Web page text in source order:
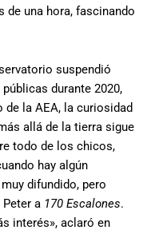
de una hora, fascinando
suspendió
durante 2020,
de la AEA, la curiosidad
allá de la tierra sigue
todo de los chicos,
hay algún
difundido, pero
a 170 Escalones.
interés», aclaró en